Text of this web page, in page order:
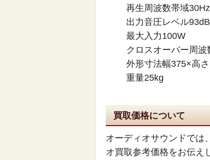
再生周波数帯域
出力音圧レベル
最大入力100W
クロスオーバー周
外形寸法幅375×高
重量25kg
買取価格について
オーディオサウンドでは
オ買取参考価格をお伝え